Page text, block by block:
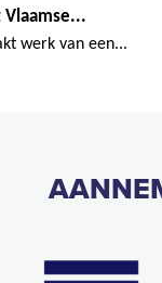
werk van een...